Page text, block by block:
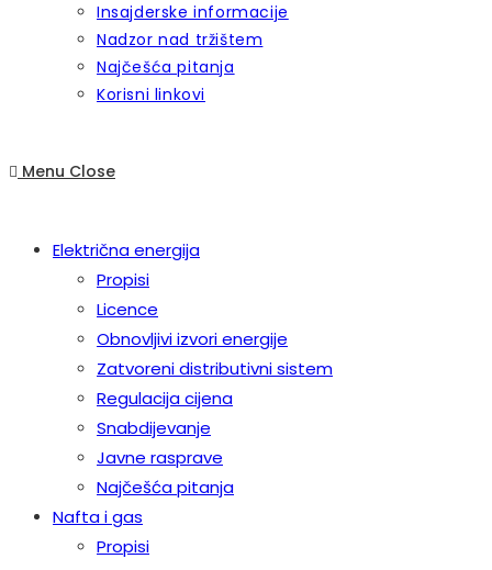
Insajderske informacije
Nadzor nad tržištem
Najčešća pitanja
Korisni linkovi
Menu Close
Električna energija
Propisi
Licence
Obnovljivi izvori energije
Zatvoreni distributivni sistem
Regulacija cijena
Snabdijevanje
Javne rasprave
Najčešća pitanja
Nafta i gas
Propisi